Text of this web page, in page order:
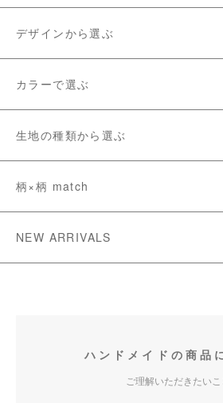
デザインから選ぶ
カラーで選ぶ
生地の種類から選ぶ
柄×柄 match
NEW ARRIVALS
ハンドメイドの商品
ご理解いただきたいこ